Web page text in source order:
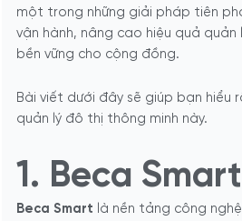
một trong những giải pháp tiên
vận hành, nâng cao hiệu quả
bền vững cho cộng đồng.
Bài viết dưới đây sẽ giúp bạn hiểu
quản lý đô thị thông minh này.
1. Beca
Beca Smart là nền tảng công